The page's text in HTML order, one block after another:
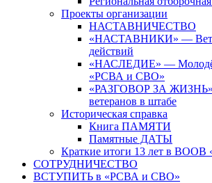
Проекты организации
НАСТАВНИЧЕСТВО
«НАСТАВНИКИ» —
действий
«НАСЛЕДИЕ» —
«РСВА и СВО»
«РАЗГОВОР ЗА
ветеранов в штабе
Историческая справка
Книга ПАМЯТИ
Памятные ДАТЫ
Краткие итоги 13 лет в ВООВ
СОТРУДНИЧЕСТВО
ВСТУПИТЬ в «РСВА и СВО»